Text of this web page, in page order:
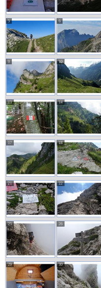
5 6
9 10
13 14
17 18
21 22
25 26
29 30